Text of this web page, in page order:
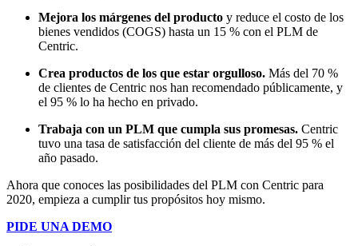
Mejora los márgenes del producto y reduce el costo de los
bienes vendidos (COGS) hasta un 15 % con el PLM de
Centric.
Crea productos de los que estar orgulloso. Más del 70 %
de clientes de Centric nos han recomendado públicamente, y
el 95 % lo ha hecho en privado.
Trabaja con un PLM que cumpla sus promesas. Centric
tuvo una tasa de satisfacción del cliente de más del 95 % el
año pasado.
Ahora que conoces las posibilidades del PLM con Centric para
2020, empieza a cumplir tus propósitos hoy mismo.
PIDE UNA DEMO